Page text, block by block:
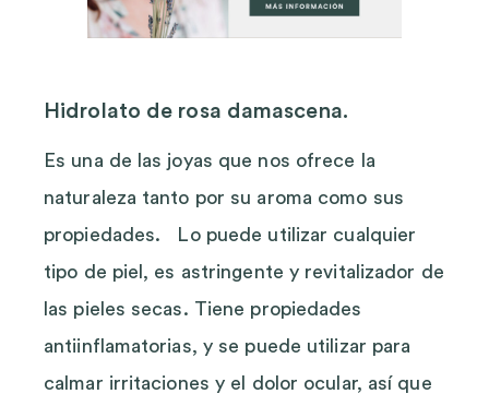
Hidrolato de rosa damascena.
Es una de las joyas que nos ofrece la
naturaleza tanto por su aroma como sus
propiedades. Lo puede utilizar cualquier
tipo de piel, es astringente y revitalizador de
las pieles secas. Tiene propiedades
antiinflamatorias, y se puede utilizar para
calmar irritaciones y el dolor ocular, así que